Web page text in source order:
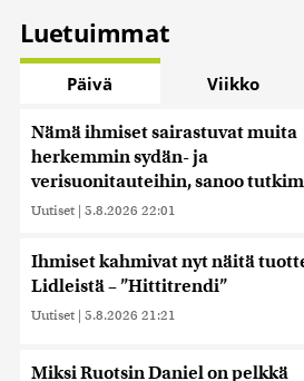
Luetuimmat
Päivä Viikko
Nämä ihmiset sairastuvat muita
herkemmin sydän- ja
verisuonitauteihin, sanoo
Uutiset | 5.8.2026 22:01
Ihmiset kahmivat nyt näitä
Lidleistä – ”Hittitrendi”
Uutiset | 5.8.2026 21:21
Miksi Ruotsin Daniel on pelkkä